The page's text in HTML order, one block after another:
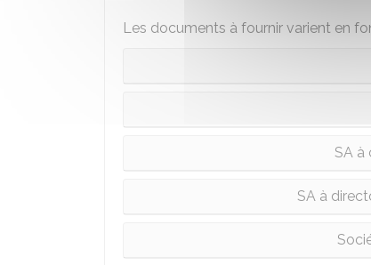
Les documents à fournir varient en
SA à
SA à